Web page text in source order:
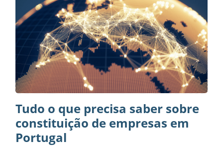
Tudo o que precisa saber sobre
constituição de empresas em
Portugal